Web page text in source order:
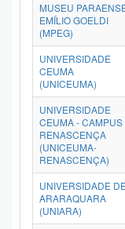
MUSEU
EMÍLIO GOELDI
(MPEG)
UNIVERSIDADE
CEUMA
(UNICEUMA)
UNIVERSIDADE
CEUMA - CAMPUS
RENASCENÇA
(UNICEUMA-
RENASCENÇA)
UNIVERSIDADE DE
ARARAQUARA
(UNIARA)